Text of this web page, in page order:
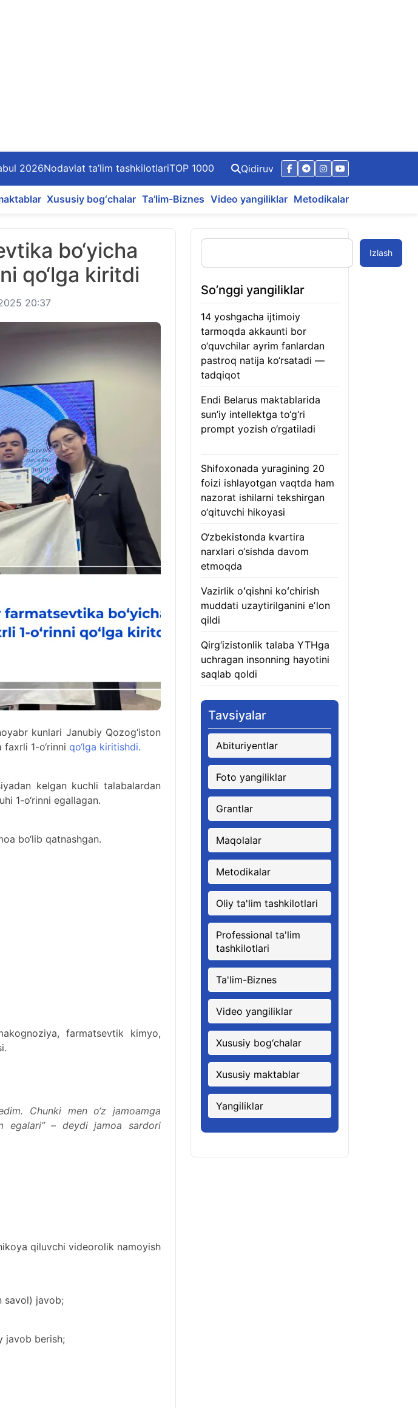
2026Nodavlat ta’lim tashkilotlariTOP 1000 Qidiruv
Xususiy bog‘chalar Ta’lim-Biznes Video yangiliklar Metodikalar
bo‘yicha
qo‘lga kiritdi
20:37
kunlari Janubiy Qozog‘iston
1-o‘rinni qo‘lga kiritishdi.
kelgan kuchli talabalardan
1-o‘rinni egallagan.
bo‘lib qatnashgan.
farmatsevtik kimyo,
Chunki men o‘z jamoamga
– deydi jamoa sardori
qiluvchi videorolik namoyish
savol) javob;
javob berish;
Izlash
So’nggi yangiliklar
14 yoshgacha ijtimoiy
tarmoqda akkaunti bor
o‘quvchilar ayrim fanlardan
pastroq natija ko‘rsatadi —
tadqiqot
Endi Belarus maktablarida
sun’iy intellektga to‘g‘ri
prompt yozish o‘rgatiladi
Shifoxonada yuragining 20
foizi ishlayotgan vaqtda ham
nazorat ishilarni tekshirgan
o‘qituvchi hikoyasi
O‘zbekistonda kvartira
narxlari o‘sishda davom
etmoqda
Vazirlik oʻqishni koʻchirish
muddati uzaytirilganini eʼlon
qildi
Qirg‘izistonlik talaba YTHga
uchragan insonning hayotini
saqlab qoldi
Tavsiyalar
Abituriyentlar
Foto yangiliklar
Grantlar
Maqolalar
Metodikalar
Oliy ta'lim tashkilotlari
Professional ta'lim
tashkilotlari
Ta'lim-Biznes
Video yangiliklar
Xususiy bog‘chalar
Xususiy maktablar
Yangiliklar